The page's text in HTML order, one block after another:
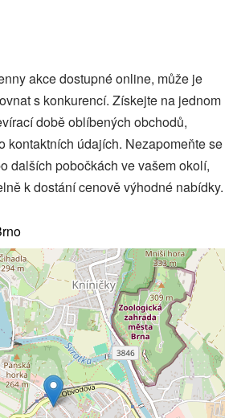
akce dostupné online, může je
s konkurencí. Získejte na jednom
době oblíbených obchodů,
kontaktních údajích. Nezapomeňte se
dalších pobočkách ve vašem okolí,
k dostání cenově výhodné nabídky.